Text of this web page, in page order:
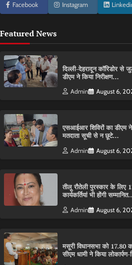
Facebook Instagram
Featured News
दिल्ली-देहरादून कॉरिडोर से
डीएम ने किया निरीक्षण…
Admin August 6,
एसआईआर शिविरों का डीएम ने
मतदाता सूची से न छूटे…
Admin August 6,
तीलू रौतेली पुरस्कार के लिए
कार्यकर्तियां भी होंगी
Admin August 6,
मसूरी विधानसभा को 17.80
सीएम धामी ने किया लोकार्पण-